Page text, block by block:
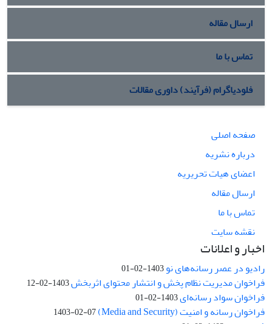
ارسال مقاله
تماس با ما
فلودیاگرام (فرآیند) داوری مقالات
صفحه اصلی
درباره نشریه
اعضای هیات تحریریه
ارسال مقاله
تماس با ما
نقشه سایت
اخبار و اعلانات
رادیو در عصر رسانه‌های نو1403-02-01
فراخوان مدیریت نظام پخش و انتشار محتوای اثربخش1403-02-12
فراخوان سواد رسانه‌ای1403-02-01
فراخوان رسانه و امنیت (Media and Security) 1403-02-07